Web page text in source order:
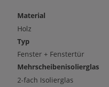
Material
Holz
Typ
Fenster + Fenstertür
Mehrscheibenisolierglas
2-fach Isolierglas